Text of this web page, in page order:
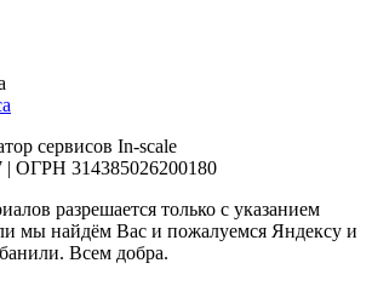
сервисов In-scale
ОГРН 314385026200180
разрешается только с указанием
мы найдём Вас и пожалуемся Яндексу и
Всем добра.